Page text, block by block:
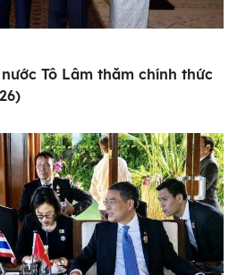
Tô Lâm thăm chính thức